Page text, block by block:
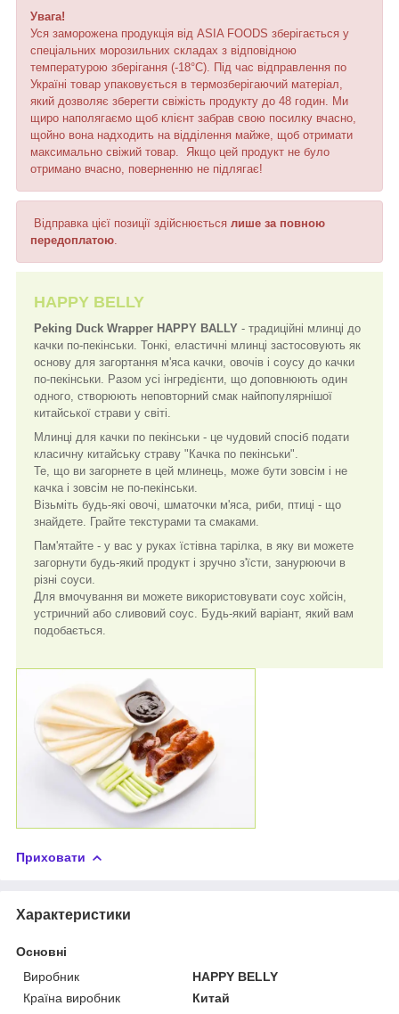
Увага!
Уся заморожена продукція від ASIA FOODS зберігається у
спеціальних морозильних складах з відповідною
температурою зберігання (-18°С). Під час відправлення по
Україні товар упаковується в термозберігаючий матеріал,
який дозволяє зберегти свіжість продукту до 48 годин. Ми
щиро наполягаємо щоб клієнт забрав свою посилку вчасно,
щойно вона надходить на відділення майже, щоб отримати
максимально свіжий товар. Якщо цей продукт не було
отримано вчасно, поверненню не підлягає!
Відправка цієї позиції здійснюється лише за повною
передоплатою
HAPPY BELLY
Peking Duck Wrapper HAPPY BALLY - традиційні млинці до
качки по-пекінськи. Тонкі, еластичні млинці застосовують як
основу для загортання м'яса качки, овочів і соусу до качки
по-пекінськи. Разом усі інгредієнти, що доповнюють один
одного, створюють неповторний смак найпопулярнішої
китайської страви у світі.
Млинці для качки по пекінськи - це чудовий спосіб подати
класичну китайську страву "Качка по пекінськи".
Те, що ви загорнете в цей млинець, може бути зовсім і не
качка і зовсім не по-пекінськи.
Візьміть будь-які овочі, шматочки м'яса, риби, птиці - що
знайдете. Грайте текстурами та смаками.
Пам'ятайте - у вас у руках їстівна тарілка, в яку ви можете
загорнути будь-який продукт і зручно з'їсти, занурюючи в
різні соуси.
Для вмочування ви можете використовувати соус хойсін,
устричний або сливовий соус. Будь-який варіант, який вам
подобається.
Приховати
Характеристики
Основні
Виробник
HAPPY BELLY
Країна виробник
Китай